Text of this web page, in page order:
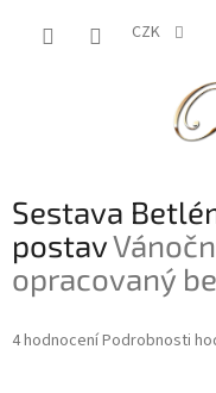
CZK
Sestava
postav
opracovaný
Průměrné
4 hodnoceníPodrobnosti